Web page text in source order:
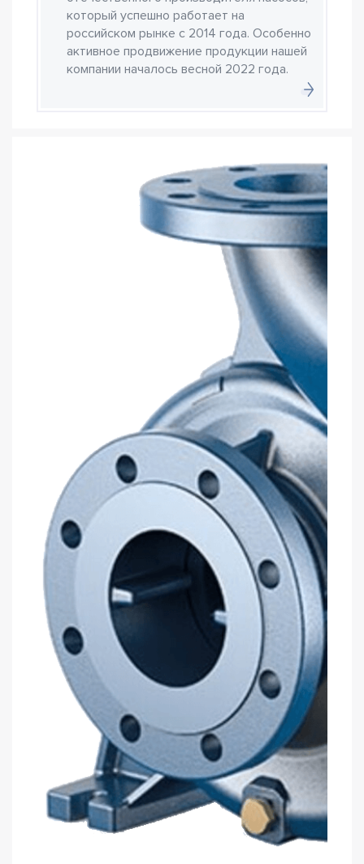
который успешно работает на
российском рынке с 2014 года. Особенно
активное продвижение продукции нашей
компании началось весной 2022 года.